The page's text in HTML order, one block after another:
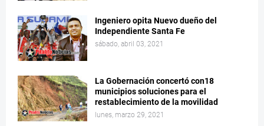
Ingeniero opita Nuevo dueño del
Independiente Santa Fe
sábado, abril 03, 2021
La Gobernación concertó con18
municipios soluciones para el
restablecimiento de la movilidad
lunes, marzo 29, 2021